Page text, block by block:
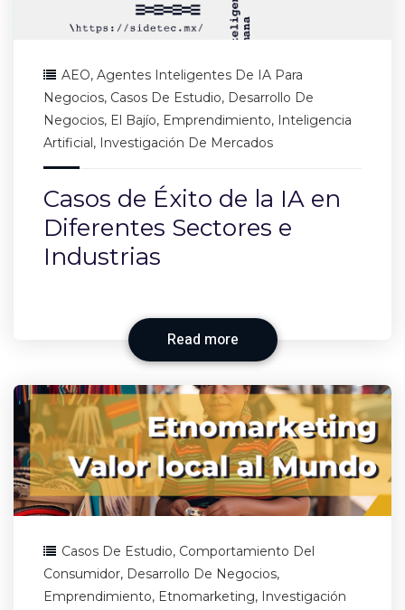
AEO, Agentes Inteligentes De IA Para
Negocios, Casos De Estudio, Desarrollo De
Negocios, El Bajío, Emprendimiento, Inteligencia
Artificial, Investigación De Mercados
Casos de Éxito de la IA en
Diferentes Sectores e
Industrias
Read more
Casos De Estudio, Comportamiento Del
Consumidor, Desarrollo De Negocios,
Emprendimiento, Etnomarketing, Investigación